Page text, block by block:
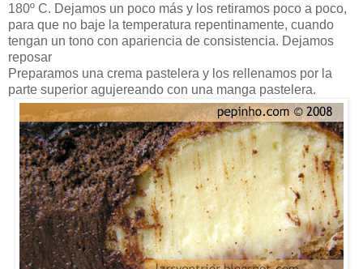
180º C. Dejamos un poco más y los retiramos poco a poco,
para que no baje la temperatura repentinamente, cuando
tengan un tono con apariencia de consistencia. Dejamos
reposar
Preparamos una crema pastelera y los rellenamos por la
parte superior agujereando con una manga pastelera.